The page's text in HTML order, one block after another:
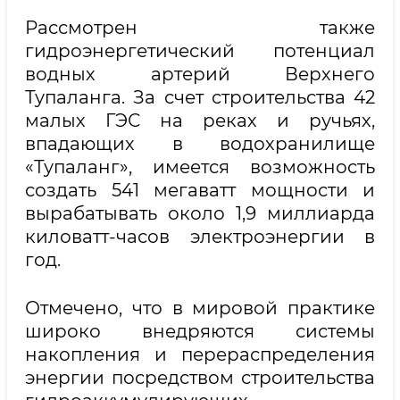
Рассмотрен также
гидроэнергетический потенциал
водных артерий Верхнего
Тупаланга. За счет строительства 42
малых ГЭС на реках и ручьях,
впадающих в водохранилище
«Тупаланг», имеется возможность
создать 541 мегаватт мощности и
вырабатывать около 1,9 миллиарда
киловатт-часов электроэнергии в
год.
Отмечено, что в мировой практике
широко внедряются системы
накопления и перераспределения
энергии посредством строительства